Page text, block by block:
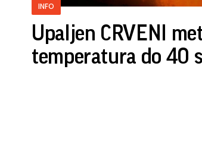
INFO
Upaljen CRVENI
temperatura do 40